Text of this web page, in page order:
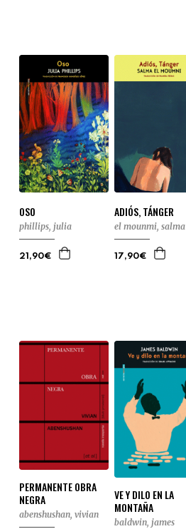
OSO
phillips, julia
21,90€
ADIÓS, TÁNGER
el mounmi, salma
17,90€
PERMANENTE OBRA
NEGRA
abenshushan, vivian
VE Y DILO EN LA
MONTAÑA
baldwin, james